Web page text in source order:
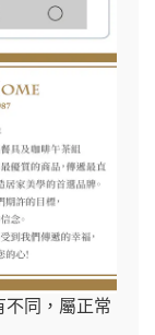
同，屬正常